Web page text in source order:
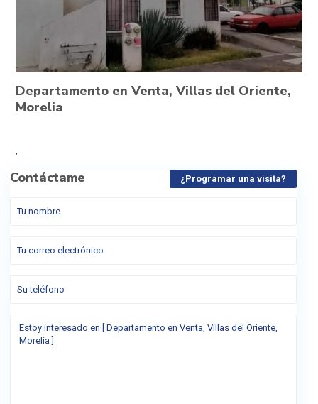
Departamento en Venta, Villas del Oriente,
Morelia
,
Contáctame ¿Programar una visita?